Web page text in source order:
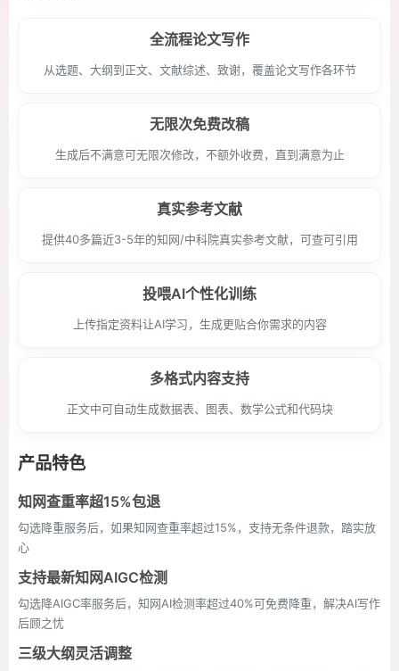
全流程论文写作
从选题、大纲到正文、文献综述、致谢，覆盖论文写作各环节
无限次免费改稿
生成后不满意可无限次修改，不额外收费，直到满意为止
真实参考文献
提供40多篇近3-5年的知网/中科院真实参考文献，可查可引用
投喂AI个性化训练
上传指定资料让AI学习，生成更贴合你需求的内容
多格式内容支持
正文中可自动生成数据表、图表、数学公式和代码块
产品特色
知网查重率超15%包退
勾选降重服务后，如果知网查重率超过15%，支持无条件退款，踏实放
心
支持最新知网AIGC检测
勾选降AIGC率服务后，知网AI检测率超过40%可免费降重，解决AI写作
后顾之忧
三级大纲灵活调整